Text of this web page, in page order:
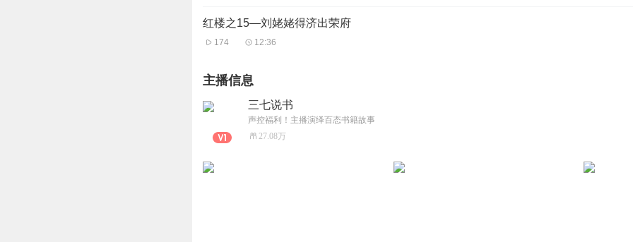
红楼之15—刘姥姥得济出荣府
174 12:36
主播信息
三七说书
声控福利！主播演绎百态书籍故事
27.08万